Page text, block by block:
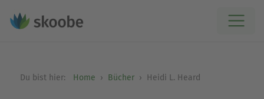
Du bist hier: Home Bücher Heidi L. Heard